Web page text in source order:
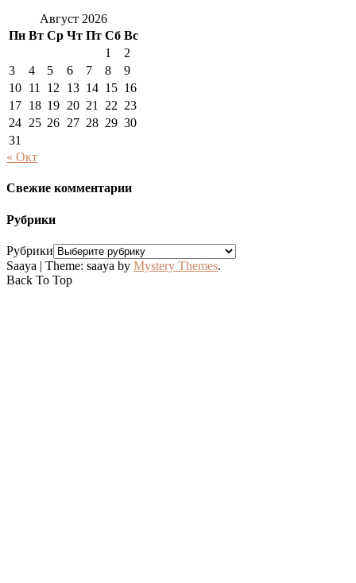
Август 2026
Пн Вт Ср Чт Пт Сб Вс
1
2
3
4 5 6 7 8
9
10 11 12 13 14 15 16
17 18 19 20 21 22 23
24 25 26 27 28 29 30
31
« Окт
Свежие комментарии
Рубрики
Рубрики
Saaya | Theme: saaya by Mystery Themes.
Back To Top